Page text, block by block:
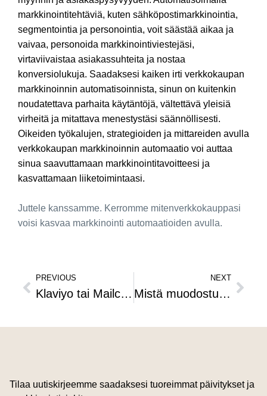
markkinointitehtäviä, kuten sähköpostimarkkinointia,
segmentointia ja personointia, voit säästää aikaa ja
vaivaa, personoida markkinointiviestejäsi,
virtaviivaistaa asiakassuhteita ja nostaa
konversiolukuja. Saadaksesi kaiken irti verkkokaupan
markkinoinnin automatisoinnista, sinun on kuitenkin
noudatettava parhaita käytäntöjä, vältettävä yleisiä
virheitä ja mitattava menestystäsi säännöllisesti.
Oikeiden työkalujen, strategioiden ja mittareiden avulla
verkkokaupan markkinoinnin automaatio voi auttaa
sinua saavuttamaan markkinointitavoitteesi ja
kasvattamaan liiketoimintaasi.
Juttele kanssamme. Kerromme mitenverkkokauppasi
voisi kasvaa markkinointi automaatioiden avulla.
PREVIOUS
Klaviyo tai Mailchimp, kumpi sopii verkkokaupalle?
NEXT
Mistä muodostuu Shopify-verkkokaupan hinta?
Tilaa uutiskirjeemme saadaksesi tuoreimmat päivitykset ja